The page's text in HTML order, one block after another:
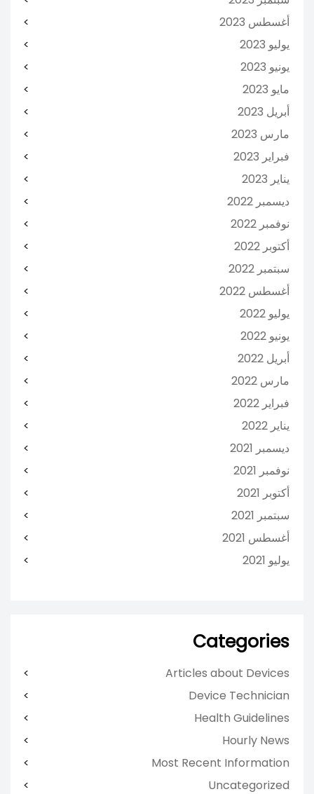
أغسطس 2023
يوليو 2023
يونيو 2023
مايو 2023
أبريل 2023
مارس 2023
فبراير 2023
يناير 2023
ديسمبر 2022
نوفمبر 2022
أكتوبر 2022
سبتمبر 2022
أغسطس 2022
يوليو 2022
يونيو 2022
أبريل 2022
مارس 2022
فبراير 2022
يناير 2022
ديسمبر 2021
نوفمبر 2021
أكتوبر 2021
سبتمبر 2021
أغسطس 2021
يوليو 2021
Categories
Articles about Devices
Device Technician
Health Guidelines
Hourly News
Most Recent Information
Uncategorized